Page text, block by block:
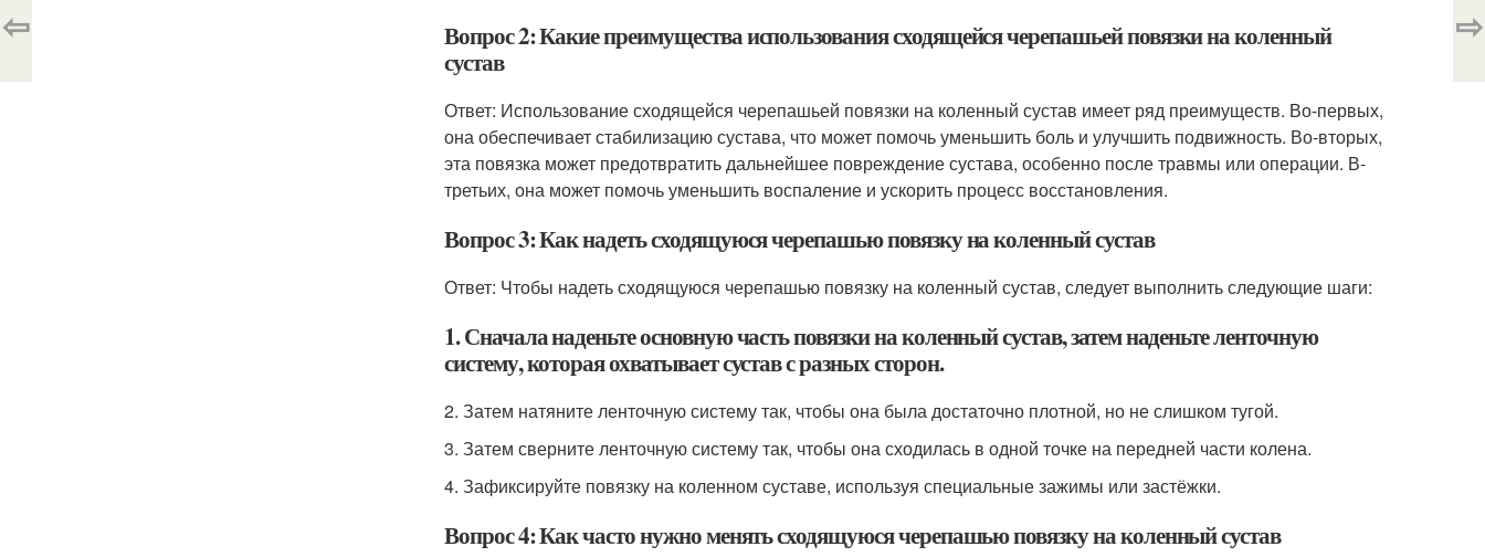
Вопрос 2: Какие преимущества использования сходящейся черепашьей повязки на коленный
сустав
Ответ: Использование сходящейся черепашьей повязки на коленный сустав имеет ряд преимуществ. Во-первых,
она обеспечивает стабилизацию сустава, что может помочь уменьшить боль и улучшить подвижность. Во-вторых,
эта повязка может предотвратить дальнейшее повреждение сустава, особенно после травмы или операции. В-
третьих, она может помочь уменьшить воспаление и ускорить процесс восстановления.
Вопрос 3: Как надеть сходящуюся черепашью повязку на коленный сустав
Ответ: Чтобы надеть сходящуюся черепашью повязку на коленный сустав, следует выполнить следующие шаги:
1. Сначала наденьте основную часть повязки на коленный сустав, затем наденьте ленточную
систему, которая охватывает сустав с разных сторон.
2. Затем натяните ленточную систему так, чтобы она была достаточно плотной, но не слишком тугой.
3. Затем сверните ленточную систему так, чтобы она сходилась в одной точке на передней части колена.
4. Зафиксируйте повязку на коленном суставе, используя специальные зажимы или застёжки.
Вопрос 4: Как часто нужно менять сходящуюся черепашью повязку на коленный сустав
⇦ ⇨